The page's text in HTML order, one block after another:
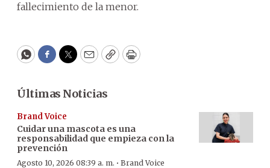
fallecimiento de la menor.
WhatsApp
Facebook
Twitter
EmailCopyPrint
Últimas Noticias
Brand Voice
Cuidar una mascota es una
responsabilidad que empieza con la
prevención
Agosto 10, 2026 08:39 a. m. · Brand Voice